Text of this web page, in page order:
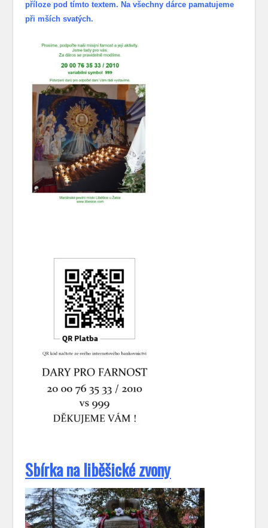
příloze pod tímto textem. Na všechny dárce pamatujeme
při mších svatých.
Sbírka na liběšické zvony